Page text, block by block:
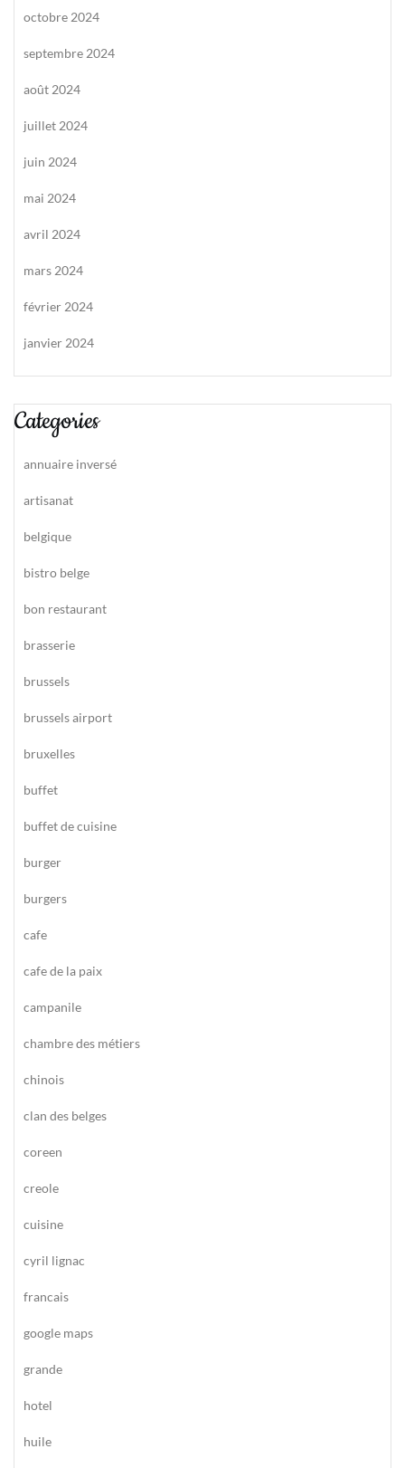
octobre 2024
septembre 2024
août 2024
juillet 2024
juin 2024
mai 2024
avril 2024
mars 2024
février 2024
janvier 2024
Categories
annuaire inversé
artisanat
belgique
bistro belge
bon restaurant
brasserie
brussels
brussels airport
bruxelles
buffet
buffet de cuisine
burger
burgers
cafe
cafe de la paix
campanile
chambre des métiers
chinois
clan des belges
coreen
creole
cuisine
cyril lignac
francais
google maps
grande
hotel
huile